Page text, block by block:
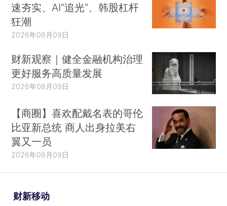
速夯实、AI“追光”、韩股杠杆
狂潮
2026年08月09日
财新观察｜健全金融机构治理
更好服务高质量发展
2026年08月09日
【商圈】喜欢配戴名表的哥伦
比亚新总统 商人出身拉美右
翼又一员
2026年08月09日
财新移动